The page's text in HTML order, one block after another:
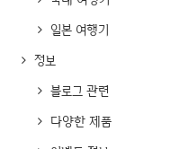
일본 여행기
정보
블로그 관련
다양한 제품